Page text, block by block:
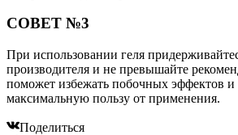
СОВЕТ №3
При использовании геля
производителя и не превышайте
поможет избежать побочных эффектов и
максимальную пользу от применения.
Поделиться